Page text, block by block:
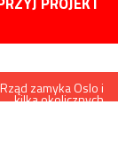
zamyka Oslo i
kilka okolicznych